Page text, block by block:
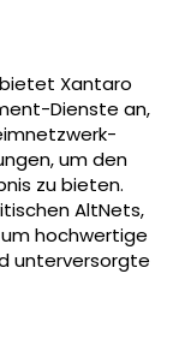
Xantaro
Dienste an,
um den
zu bieten.
AltNets,
hochwertige
unterversorgte